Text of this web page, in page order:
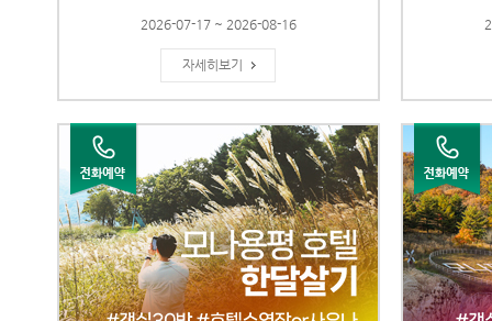
2026-07-17 ~ 2026-08-16
자세히보기